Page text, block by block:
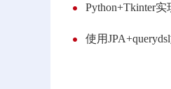
Python+Tkinter
使用